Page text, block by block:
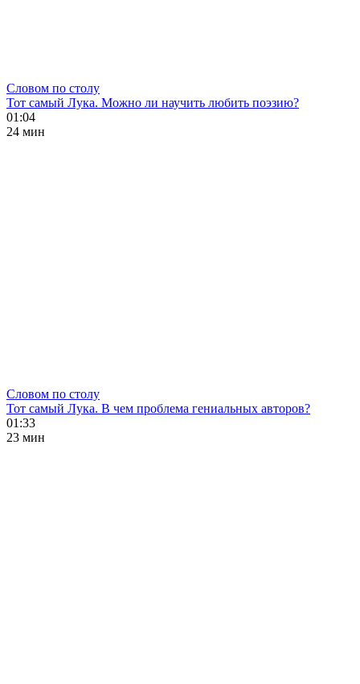
Словом по столу
Тот самый Лука. Можно ли научить любить поэзию?
01:04
24 мин
Словом по столу
Тот самый Лука. В чем проблема гениальных авторов?
01:33
23 мин